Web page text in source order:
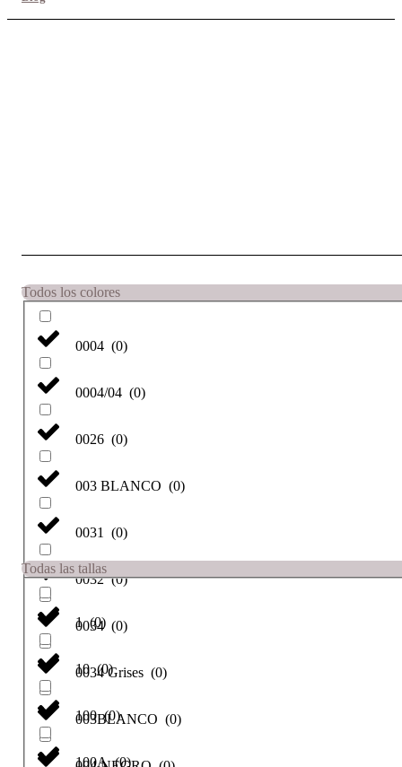
Todos los colores
0004 (0)
0004/04 (0)
0026 (0)
003 BLANCO (0)
0031 (0)
0032 (0)
0034 (0)
0034 Grises (0)
003BLANCO (0)
Todas las tallas
1 (0)
10 (0)
100 (0)
100A (0)